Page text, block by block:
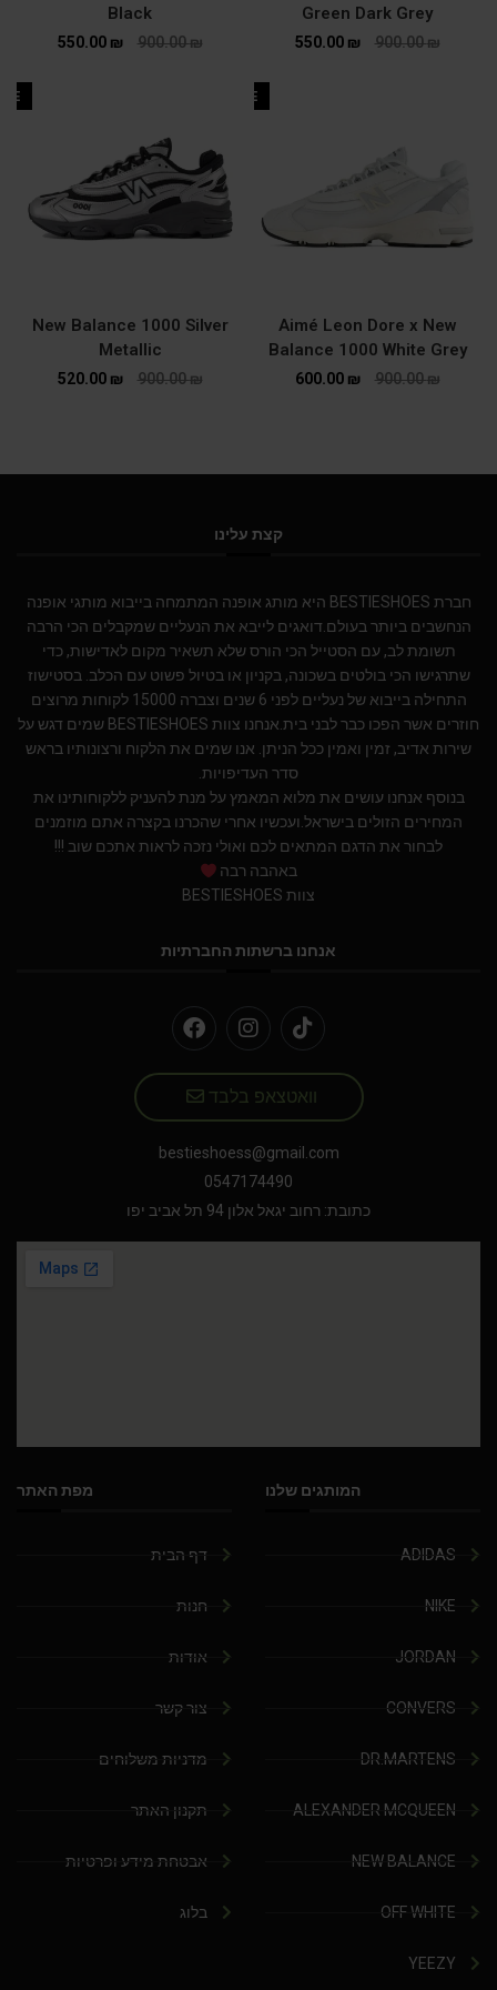
Green Dark Grey
900.00₪
550.00 ₪
Black
900.00₪
550.00 ₪
SALE
Aimé Leon Dore x New
Balance 1000 White Grey
900.00₪
600.00 ₪
New Balance 1000 Silver
Metallic
900.00₪
520.00 ₪
קצת עלינו
חברת BESTIESHOES היא מותג אופנה המתמחה בייבוא מותגי אופנה
הנחשבים ביותר בעולם.דואגים לייבא את הנעליים שמקבלים הכי הרבה
תשומת לב, עם הסטייל הכי הורס שלא תשאיר מקום לאדישות, כדי
שתרגישו הכי בולטים בשכונה, בקניון או בטיול פשוט עם הכלב. בסטישוז
התחילה בייבוא של נעליים לפני 6 שנים וצברה 15000 לקוחות מרוצים
חוזרים אשר הפכו כבר לבני בית.אנחנו צוות BESTIESHOES שמים דגש על
שירות אדיב, זמין ואמין ככל הניתן. אנו שמים את הלקוח ורצונותיו בראש
סדר העדיפויות.
בנוסף אנחנו עושים את מלוא המאמץ על מנת להעניק ללקוחותינו את
המחירים הזולים בישראל.ועכשיו אחרי שהכרנו בקצרה אתם מוזמנים
לבחור את הדגם המתאים לכם ואולי נזכה לראות אתכם שוב !!!
באהבה רבה
צוות BESTIESHOES
אנחנו ברשתות החברתיות
וואטצאפ בלבד
bestieshoess@gmail.com
0547174490
כתובת: רחוב יגאל אלון 94 תל אביב יפו
המותגים שלנו
ADIDAS
NIKE
JORDAN
CONVERS
DR.MARTENS
ALEXANDER MCQUEEN
NEW BALANCE
OFF WHITE
YEEZY
מפת האתר
דף הבית
חנות
אודות
צור קשר
מדניות משלוחים
תקנון האתר
אבטחת מידע ופרטיות
בלוג